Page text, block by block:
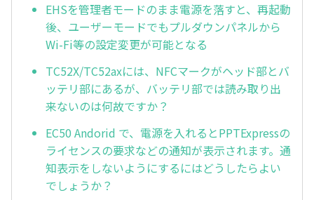
EHSを管理者モードのまま電源を落すと、再起動
後、ユーザーモードでもプルダウンパネルから
Wi-Fi等の設定変更が可能となる
TC52X/TC52axには、NFCマークがヘッド部とバ
ッテリ部にあるが、バッテリ部では読み取り出
来ないのは何故ですか？
EC50 Andorid で、電源を入れるとPPTExpressの
ライセンスの要求などの通知が表示されます。通
知表示をしないようにするにはどうしたらよい
でしょうか？